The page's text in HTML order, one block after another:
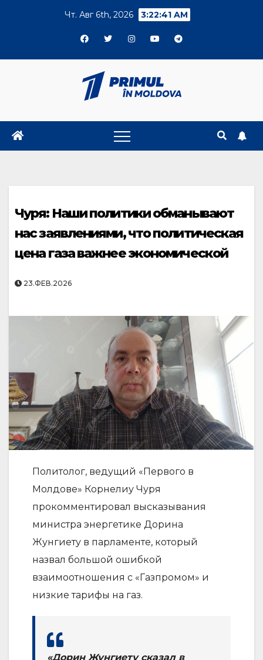
Чт. Авг 6th, 2026 3:22:42 AM
Чуря: Наши политики обманывают
нас заявлениями, что политическая
цена газа важнее экономической
23.ФЕВ.2026
Политолог, ведущий «Первого в
Молдове» Корнелиу Чуря
прокомментировал высказывания
министра энергетике Дорина
Жунгиету в парламенте, который
назвал большой ошибкой
взаимоотношения с «Газпромом» и
низкие тарифы на газ.
«Дорин Жунгиету сказал в